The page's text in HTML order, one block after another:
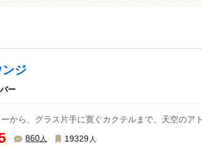
ジ
バー
から、グラス片手に寛ぐカクテルまで、天空のア
860人 19329 人